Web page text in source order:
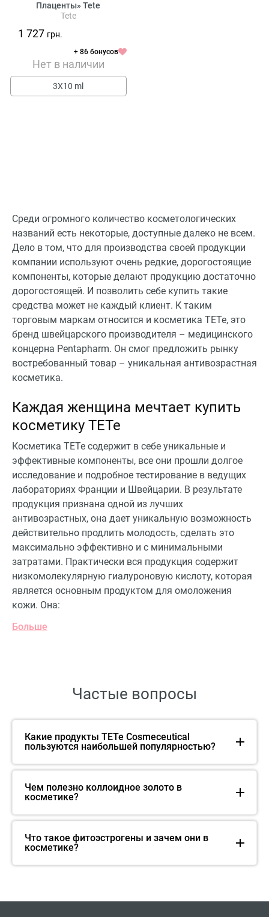
Плаценты» Tete
Cosmeceutical Hyaluronic
Tete
1 727 грн.
+ 86 бонусов
Нет в наличии
3X10 ml
Среди огромного количество косметологических
названий есть некоторые, доступные далеко не всем.
Дело в том, что для производства своей продукции
компании используют очень редкие, дорогостоящие
компоненты, которые делают продукцию достаточно
дорогостоящей. И позволить себе купить такие
средства может не каждый клиент. К таким
торговым маркам относится и косметика TETe, это
бренд швейцарского производителя – медицинского
концерна Pentapharm. Он смог предложить рынку
востребованный товар – уникальная антивозрастная
косметика.
Каждая женщина мечтает купить
косметику TETe
Косметика TETe содержит в себе уникальные и
эффективные компоненты, все они прошли долгое
исследование и подробное тестирование в ведущих
лабораториях Франции и Швейцарии. В результате
продукция признана одной из лучших
антивозрастных, она дает уникальную возможность
действительно продлить молодость, сделать это
максимально эффективно и с минимальными
затратами. Практически вся продукция содержит
низкомолекулярную гиалуроновую кислоту, которая
является основным продуктом для омоложения
кожи. Она:
Больше
Частые вопросы
Какие продукты TETe Cosmeceutical
пользуются наибольшей популярностью?
Чем полезно коллоидное золото в
косметике?
Что такое фитоэстрогены и зачем они в
косметике?